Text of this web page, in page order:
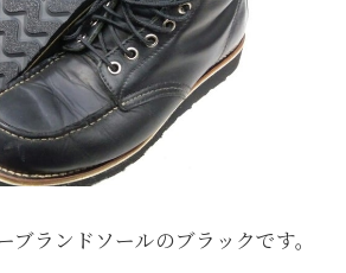
ブランドソールのブラックです。